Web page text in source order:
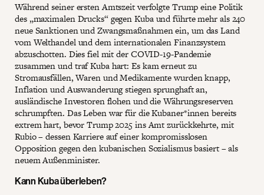
Während seiner ersten Amtszeit verfolgte Trump eine Politik
des „maximalen Drucks“ gegen Kuba und führte mehr als 240
neue Sanktionen und Zwangsmaßnahmen ein, um das Land
vom Welthandel und dem internationalen Finanzsystem
abzuschotten. Dies fiel mit der COVID-19-Pandemie
zusammen und traf Kuba hart: Es kam erneut zu
Stromausfällen, Waren und Medikamente wurden knapp,
Inflation und Auswanderung stiegen sprunghaft an,
ausländische Investoren flohen und die Währungsreserven
schrumpften. Das Leben war für die Kubaner*innen bereits
extrem hart, bevor Trump 2025 ins Amt zurückkehrte, mit
Rubio – dessen Karriere auf einer kompromisslosen
Opposition gegen den kubanischen Sozialismus basiert – als
neuem Außenminister.
Kann Kuba überleben?